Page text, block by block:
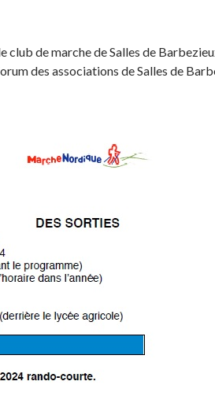
club de marche de Salles de
des associations de Salles de